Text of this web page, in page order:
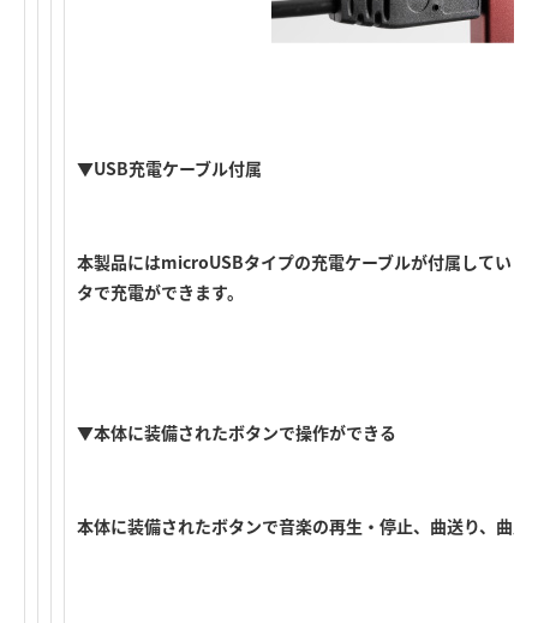
▼USB充電ケーブル付属
本製品にはmicroUSBタイプの充電ケーブルが付属していま
タで充電ができます。
▼本体に装備されたボタンで操作ができる
本体に装備されたボタンで音楽の再生・停止、曲送り、曲